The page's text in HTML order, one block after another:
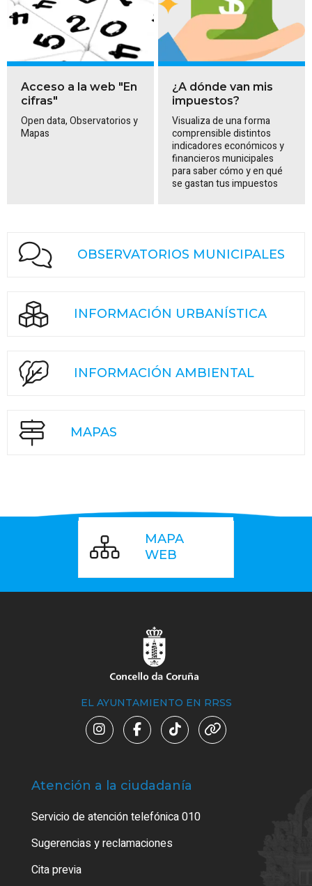
Acceso a la web "En
cifras"
Open data, Observatorios y
Mapas
¿A dónde van mis
impuestos?
Visualiza de una forma
comprensible distintos
indicadores económicos y
financieros municipales
para saber cómo y en qué
se gastan tus impuestos
OBSERVATORIOS MUNICIPALES
INFORMACIÓN URBANÍSTICA
INFORMACIÓN AMBIENTAL
MAPAS
MAPA
WEB
EL AYUNTAMIENTO EN RRSS
Atención a la ciudadanía
Servicio de atención telefónica 010
Sugerencias y reclamaciones
Cita previa